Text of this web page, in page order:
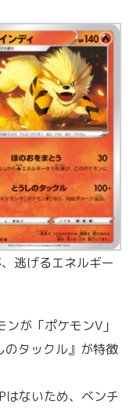
逃げるエネルギー
が「ポケモンV」
タックル』が特徴
はないため、ベンチ